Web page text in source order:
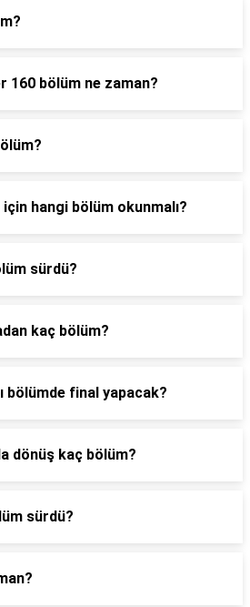
160 bölüm ne zaman?
hangi bölüm okunmalı?
sürdü?
kaç bölüm?
bölümde final yapacak?
dönüş kaç bölüm?
sürdü?